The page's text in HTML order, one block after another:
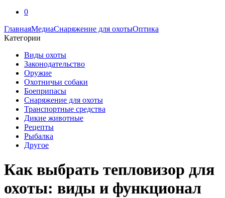
0
ГлавнаяМедиаСнаряжение для охотыОптика
Категории
Виды охоты
Законодательство
Оружие
Охотничьи собаки
Боеприпасы
Снаряжение для охоты
Транспортные средства
Дикие животные
Рецепты
Рыбалка
Другое
Как выбрать тепловизор для
охоты: виды и функционал